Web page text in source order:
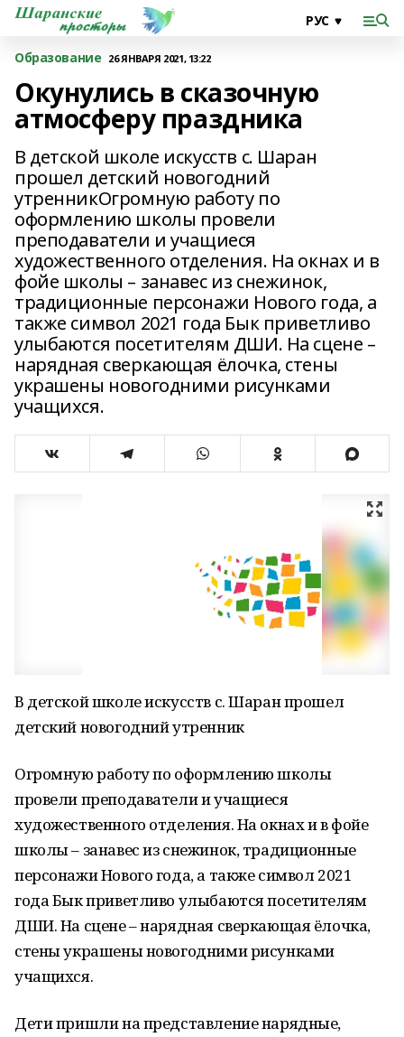
Образование 26 ЯНВАРЯ 2021, 13:22
Окунулись в сказочную
атмосферу праздника
В детской школе искусств с. Шаран
прошел детский новогодний
утренникОгромную работу по
оформлению школы провели
преподаватели и учащиеся
художественного отделения. На окнах и в
фойе школы – занавес из снежинок,
традиционные персонажи Нового года, а
также символ 2021 года Бык приветливо
улыбаются посетителям ДШИ. На сцене –
нарядная сверкающая ёлочка, стены
украшены новогодними рисунками
учащихся.
В детской школе искусств с. Шаран прошел
детский новогодний утренник
Огромную работу по оформлению школы
провели преподаватели и учащиеся
художественного отделения. На окнах и в фойе
школы – занавес из снежинок, традиционные
персонажи Нового года, а также символ 2021
года Бык приветливо улыбаются посетителям
ДШИ. На сцене – нарядная сверкающая ёлочка,
стены украшены новогодними рисунками
учащихся.
Дети пришли на представление нарядные,